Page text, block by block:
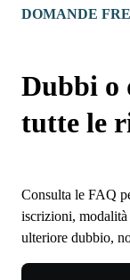
DOMANDE
Dubbi o
tutte le
Consulta le FAQ
iscrizioni,
ulteriore dubbio,